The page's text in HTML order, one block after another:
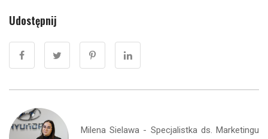
Udostępnij
Milena Sielawa - Specjalistka ds. Marketingu